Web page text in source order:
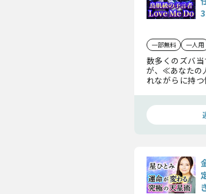
一部無料 一人用
数多くのズバ
が、≪あなたの
れながらに持